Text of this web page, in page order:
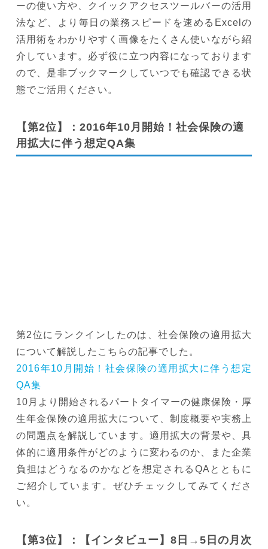
ーの使い方や、クイックアクセスツールバーの活用
法など、より毎日の業務スピードを速めるExcelの
活用術をわかりやすく画像をたくさん使いながら紹
介しています。必ず役に立つ内容になっております
ので、是非ブックマークしていつでも確認できる状
態でご活用ください。
【第2位】：2016年10月開始！社会保険の適
用拡大に伴う想定QA集
第2位にランクインしたのは、社会保険の適用拡大
について解説したこちらの記事でした。
2016年10月開始！社会保険の適用拡大に伴う想定
QA集
10月より開始されるパートタイマーの健康保険・厚
生年金保険の適用拡大について、制度概要や実務上
の問題点を解説しています。適用拡大の背景や、具
体的に適用条件がどのように変わるのか、また企業
負担はどうなるのかなどを想定されるQAとともに
ご紹介しています。ぜひチェックしてみてくださ
い。
【第3位】：【インタビュー】8日→5日の月次